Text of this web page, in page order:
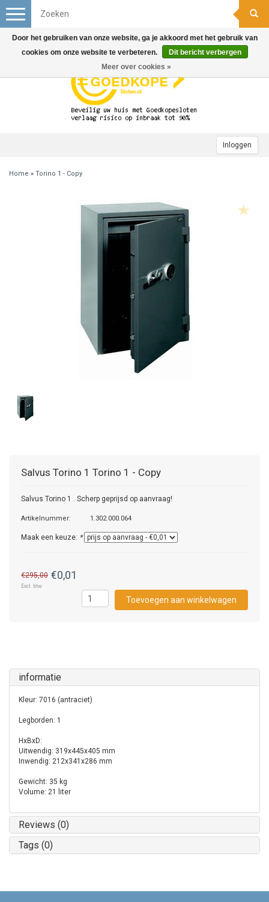
Inloggen
Toggle
navigation
Home » Torino 1 - Copy
Salvus Torino 1 Torino 1 - Copy
Salvus Torino 1 . Scherp geprijsd op aanvraag!
Artikelnummer: 1.302.000.064
Maak een keuze: *
€295,00 €0,01
Excl. btw
Toevoegen aan winkelwagen
informatie
Kleur: 7016 (antraciet)
Legborden: 1
HxBxD:
Uitwendig: 319x445x405 mm
Inwendig: 212x341x286 mm
Gewicht: 35 kg
Volume: 21 liter
Reviews (0)
Tags (0)
Door het gebruiken van onze website, ga je akkoord met het gebruik van
cookies om onze website te verbeteren.
Dit bericht verbergen
Meer over cookies »